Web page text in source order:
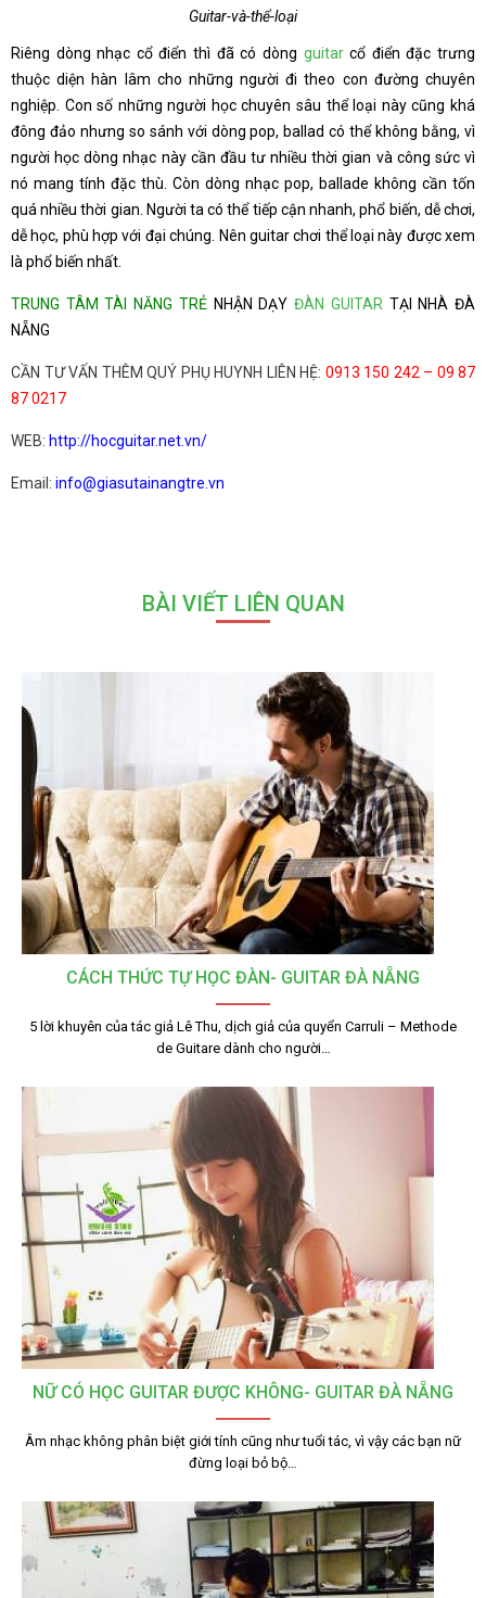
Guitar-và-thể-loại
Riêng dòng nhạc cổ điển thì đã có dòng guitarcổ điển đặc trưng
thuộc diện hàn lâm cho những người đi theo con đường chuyên
nghiệp. Con số những người học chuyên sâu thể loại này cũng khá
đông đảo nhưng so sánh với dòng pop, ballad có thể không bằng, vì
người học dòng nhạc này cần đầu tư nhiều thời gian và công sức vì
nó mang tính đặc thù. Còn dòng nhạc pop, ballade không cần tốn
quá nhiều thời gian. Người ta có thể tiếp cận nhanh, phổ biến, dễ chơi,
dễ học, phù hợp với đại chúng. Nên guitar chơi thể loại này được xem
là phổ biến nhất.
TRUNG TÂM TÀI NĂNG TRẺ NHẬN DẠYĐÀN GUITAR TẠI NHÀ ĐÀ
NẴNG
CẦN TƯ VẤN THÊM QUÝ PHỤ HUYNH LIÊN HỆ: 0913 150 242 – 09 87
87 0217
WEB: http://hocguitar.net.vn/
Email: info@giasutainangtre.vn
BÀI VIẾT LIÊN QUAN
CÁCH THỨC TỰ HỌC ĐÀN- GUITAR ĐÀ NẴNG
5 lời khuyên của tác giả Lê Thu, dịch giả của quyển Carruli – Methode
de Guitare dành cho người…
NỮ CÓ HỌC GUITAR ĐƯỢC KHÔNG- GUITAR ĐÀ NẴNG
Âm nhạc không phân biệt giới tính cũng như tuổi tác, vì vậy các bạn nữ
đừng loại bỏ bộ…